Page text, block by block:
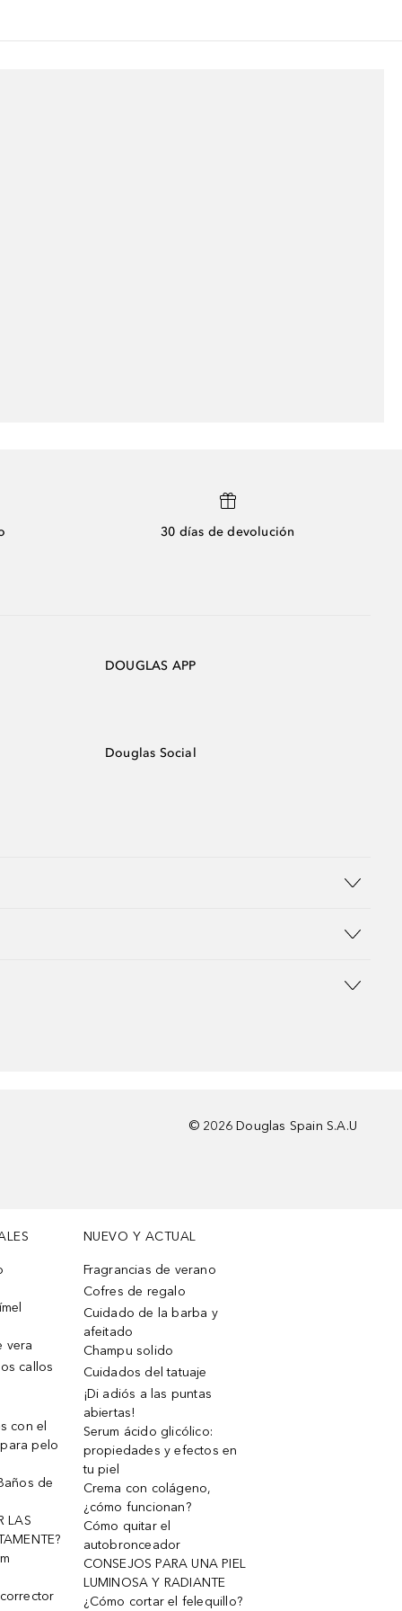
30 días de devolución
DOUGLAS APP
Douglas Social
© 2026 Douglas Spain S.A.U
vera
callos
con el
pelo
de
LAS
NUEVO Y ACTUAL
Fragrancias de verano
Cofres de regalo
Cuidado de la barba y
afeitado
Champu solido
Cuidados del tatuaje
¡Di adiós a las puntas
abiertas!
Serum ácido glicólico:
propiedades y efectos en
tu piel
Crema con colágeno,
¿cómo funcionan?
Cómo quitar el
autobronceador
CONSEJOS PARA UNA PIEL
LUMINOSA Y RADIANTE
¿Cómo cortar el felequillo?